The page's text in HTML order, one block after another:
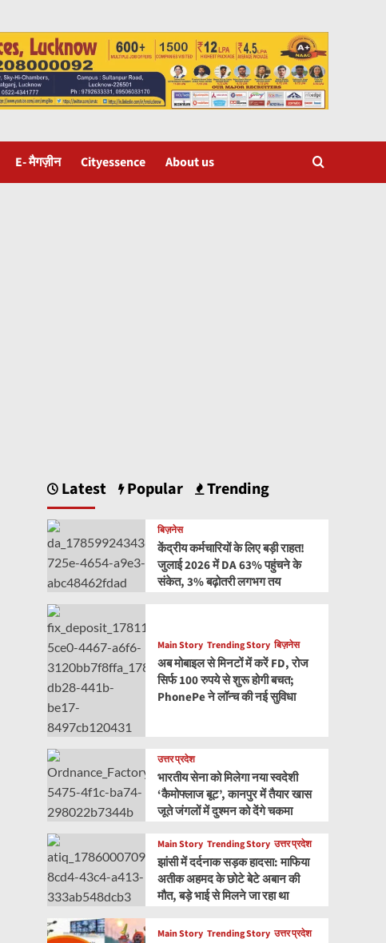
E- मैगज़ीन Cityessence About us
Latest Popular Trending
बिज़नेस
केंद्रीय कर्मचारियों के लिए बड़ी राहत!
जुलाई 2026 में DA 63% पहुंचने के
संकेत, 3% बढ़ोतरी लगभग तय
Main Story Trending Story बिज़नेस
अब मोबाइल से मिनटों में करें FD, रोज
सिर्फ 100 रुपये से शुरू होगी बचत;
PhonePe ने लॉन्च की नई सुविधा
उत्तर प्रदेश
भारतीय सेना को मिलेगा नया स्वदेशी
‘कैमोफ्लाज बूट’, कानपुर में तैयार खास
जूते जंगलों में दुश्मन को देंगे चकमा
Main Story Trending Story उत्तर प्रदेश
झांसी में दर्दनाक सड़क हादसा: माफिया
अतीक अहमद के छोटे बेटे अबान की
मौत, बड़े भाई से मिलने जा रहा था
Main Story Trending Story उत्तर प्रदेश